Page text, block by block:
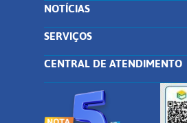
NOTÍCIAS
SERVIÇOS
CENTRAL DE ATENDIMENTO